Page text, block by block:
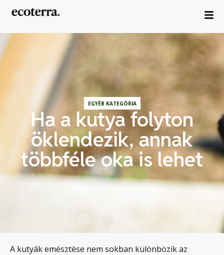
EGYÉB KATEGÓRIA
Ha a kutya folyton
öklendezik, annak
többféle oka is lehet
A kutyák emésztése nem sokban különbözik az